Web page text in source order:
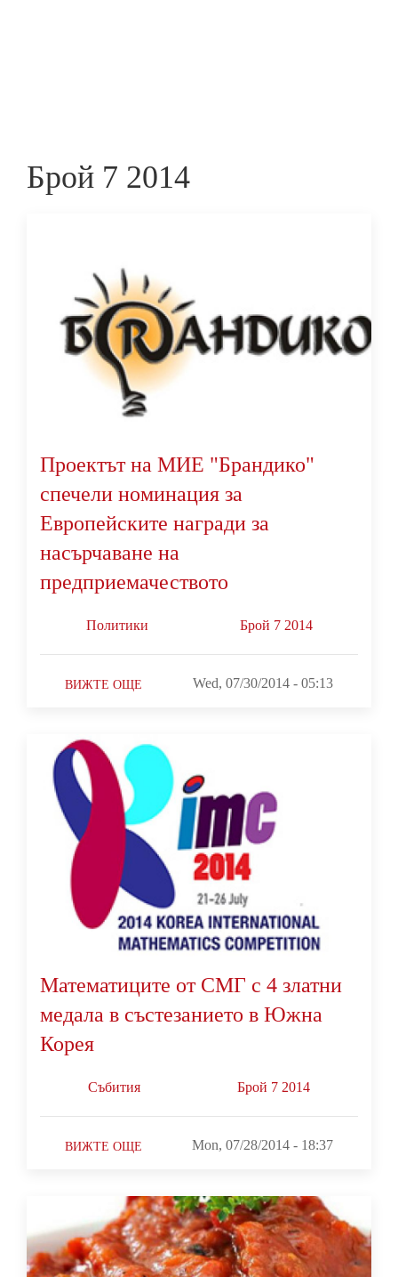
Брой 7 2014
Проектът на МИЕ "Брандико"
спечели номинация за
Европейските награди за
насърчаване на
предприемачеството
Политики Брой 7 2014
ВИЖТЕ ОЩЕ Wed, 07/30/2014 - 05:13
Математиците от СМГ с 4 златни
медала в състезанието в Южна
Корея
Събития Брой 7 2014
ВИЖТЕ ОЩЕ Mon, 07/28/2014 - 18:37